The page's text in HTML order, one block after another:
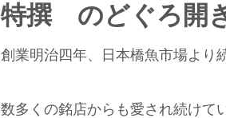
特撰 のどぐろ開
創業明治四年、日本橋魚市場より
数多くの銘店からも愛され続けて